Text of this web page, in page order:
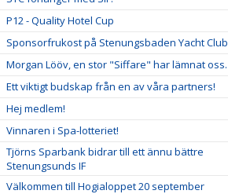
P12 - Quality Hotel Cup
Sponsorfrukost på Stenungsbaden Yacht Club
Morgan Lööv, en stor "Siffare" har lämnat oss.
Ett viktigt budskap från en av våra partners!
Hej medlem!
Vinnaren i Spa-lotteriet!
Tjörns Sparbank bidrar till ett ännu bättre
Stenungsunds IF
Välkommen till Hogialoppet 20 september